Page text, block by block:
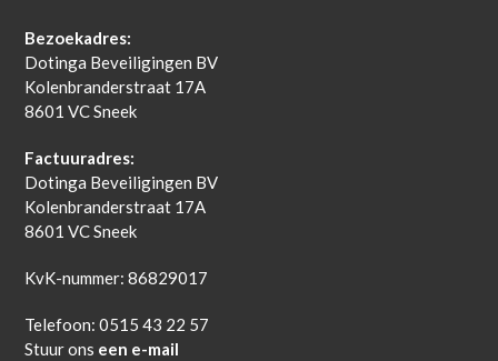
Bezoekadres:
Dotinga Beveiligingen BV
Kolenbranderstraat 17A
8601 VC Sneek
Factuuradres:
Dotinga Beveiligingen BV
Kolenbranderstraat 17A
8601 VC Sneek
KvK-nummer: 86829017
Telefoon: 0515 43 22 57
Stuur ons een e-mail